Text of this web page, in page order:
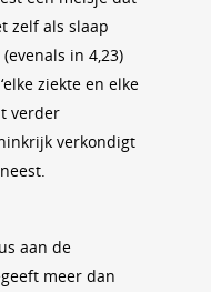
zelf als slaap
in 4,23)
ziekte en elke
verder
verkondigt
aan de
meer dan